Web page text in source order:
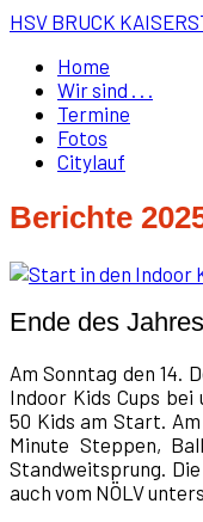
HSV BRUCK
Home
Wir sind . . .
Termine
Fotos
Citylauf
Berichte
Ende des
Am Sonntag den 14.
Indoor Kids Cups
50 Kids am Start.
Minute Steppen,
Standweitsprung.
auch vom NÖLV